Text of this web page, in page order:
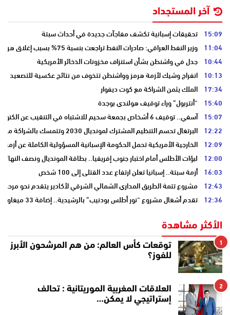
آخر المستجداد
15:09 تحقيقات إسبانية تكشف مفاجآت جديدة في أحداث سبتة
11:04 وزير النفط العراقي: صادرات النفط تراجعت بنسبة 75% بسبب إغلاق هرمز
10:44 جدل في واشنطن بشأن استنزاف مخزونات الذخائر الأمريكية
10:13 انفراج وشيك لأزمة هرمز وواشنطن تتخوف من نتائج عكسية للتصعيد
17:34 الملك يثمن الشراكة مع كوت ديفوار
15:40 “أنتربول” وراء توقيف هولندي بوجدة
15:07 آسفي.. توقيف 6 أشخاص بجمعة سحيم للاشتباه في التنقيب عن الكنوز .
12:22 البرتغال تحسم التنظيم المشترك لمونديال 2030 وتتمسك بالشراكة مع المغرب وإسبانيا
12:09 الخارجية الأمريكية تحمل الحكومة الإسبانية المسؤولية الكاملة عن أزمة
12:00 لبؤات الأطلس أمام اختبار جنوب إفريقيا.. بطاقة المونديال ونصف
16:03 أزمة سبتة.. إسبانيا تعلن ارتفاع عدد القتلى إلى 100 شخص
12:43 مشروع تتمة الطريق المداري الشمالي الشرقي لأكادير يتقدم نحو مرحلة
12:36 تقدم أشغال مشروع “نور أطلس بودنيب” بالرشيدية.. إضافة 33 ميغاوات إلى الشبكة الوطنية
الأكثر مشاهدة
1
توقعات كأس العالم: من هم المرشحون الأبرز
للفوز؟
2
العلاقات المغربية الموريتانية : تحالف
إستراتيجي لا يمكن…